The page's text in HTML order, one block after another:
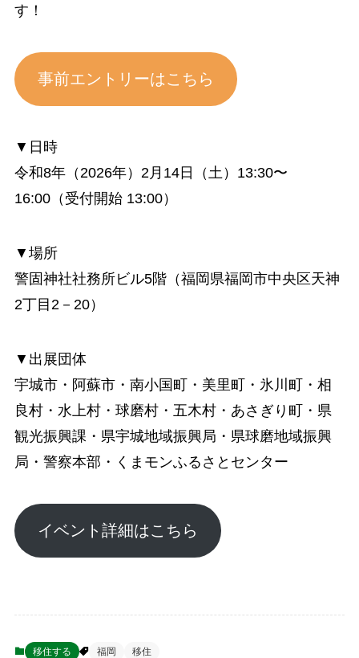
す！
事前エントリーはこちら
▼日時
令和8年（2026年）2月14日（土）13:30〜
16:00（受付開始 13:00）
▼場所
警固神社社務所ビル5階​（福岡県福岡市中央区天神
2丁目2－20）
▼出展団体
宇城市・阿蘇市・南小国町・美里町・氷川町・相
良村・水上村・球磨村・五木村・あさぎり町・県
観光振興課・県宇城地域振興局・県球磨地域振興
局・警察本部・くまモンふるさとセンター
イベント詳細はこちら
移住する 福岡 移住